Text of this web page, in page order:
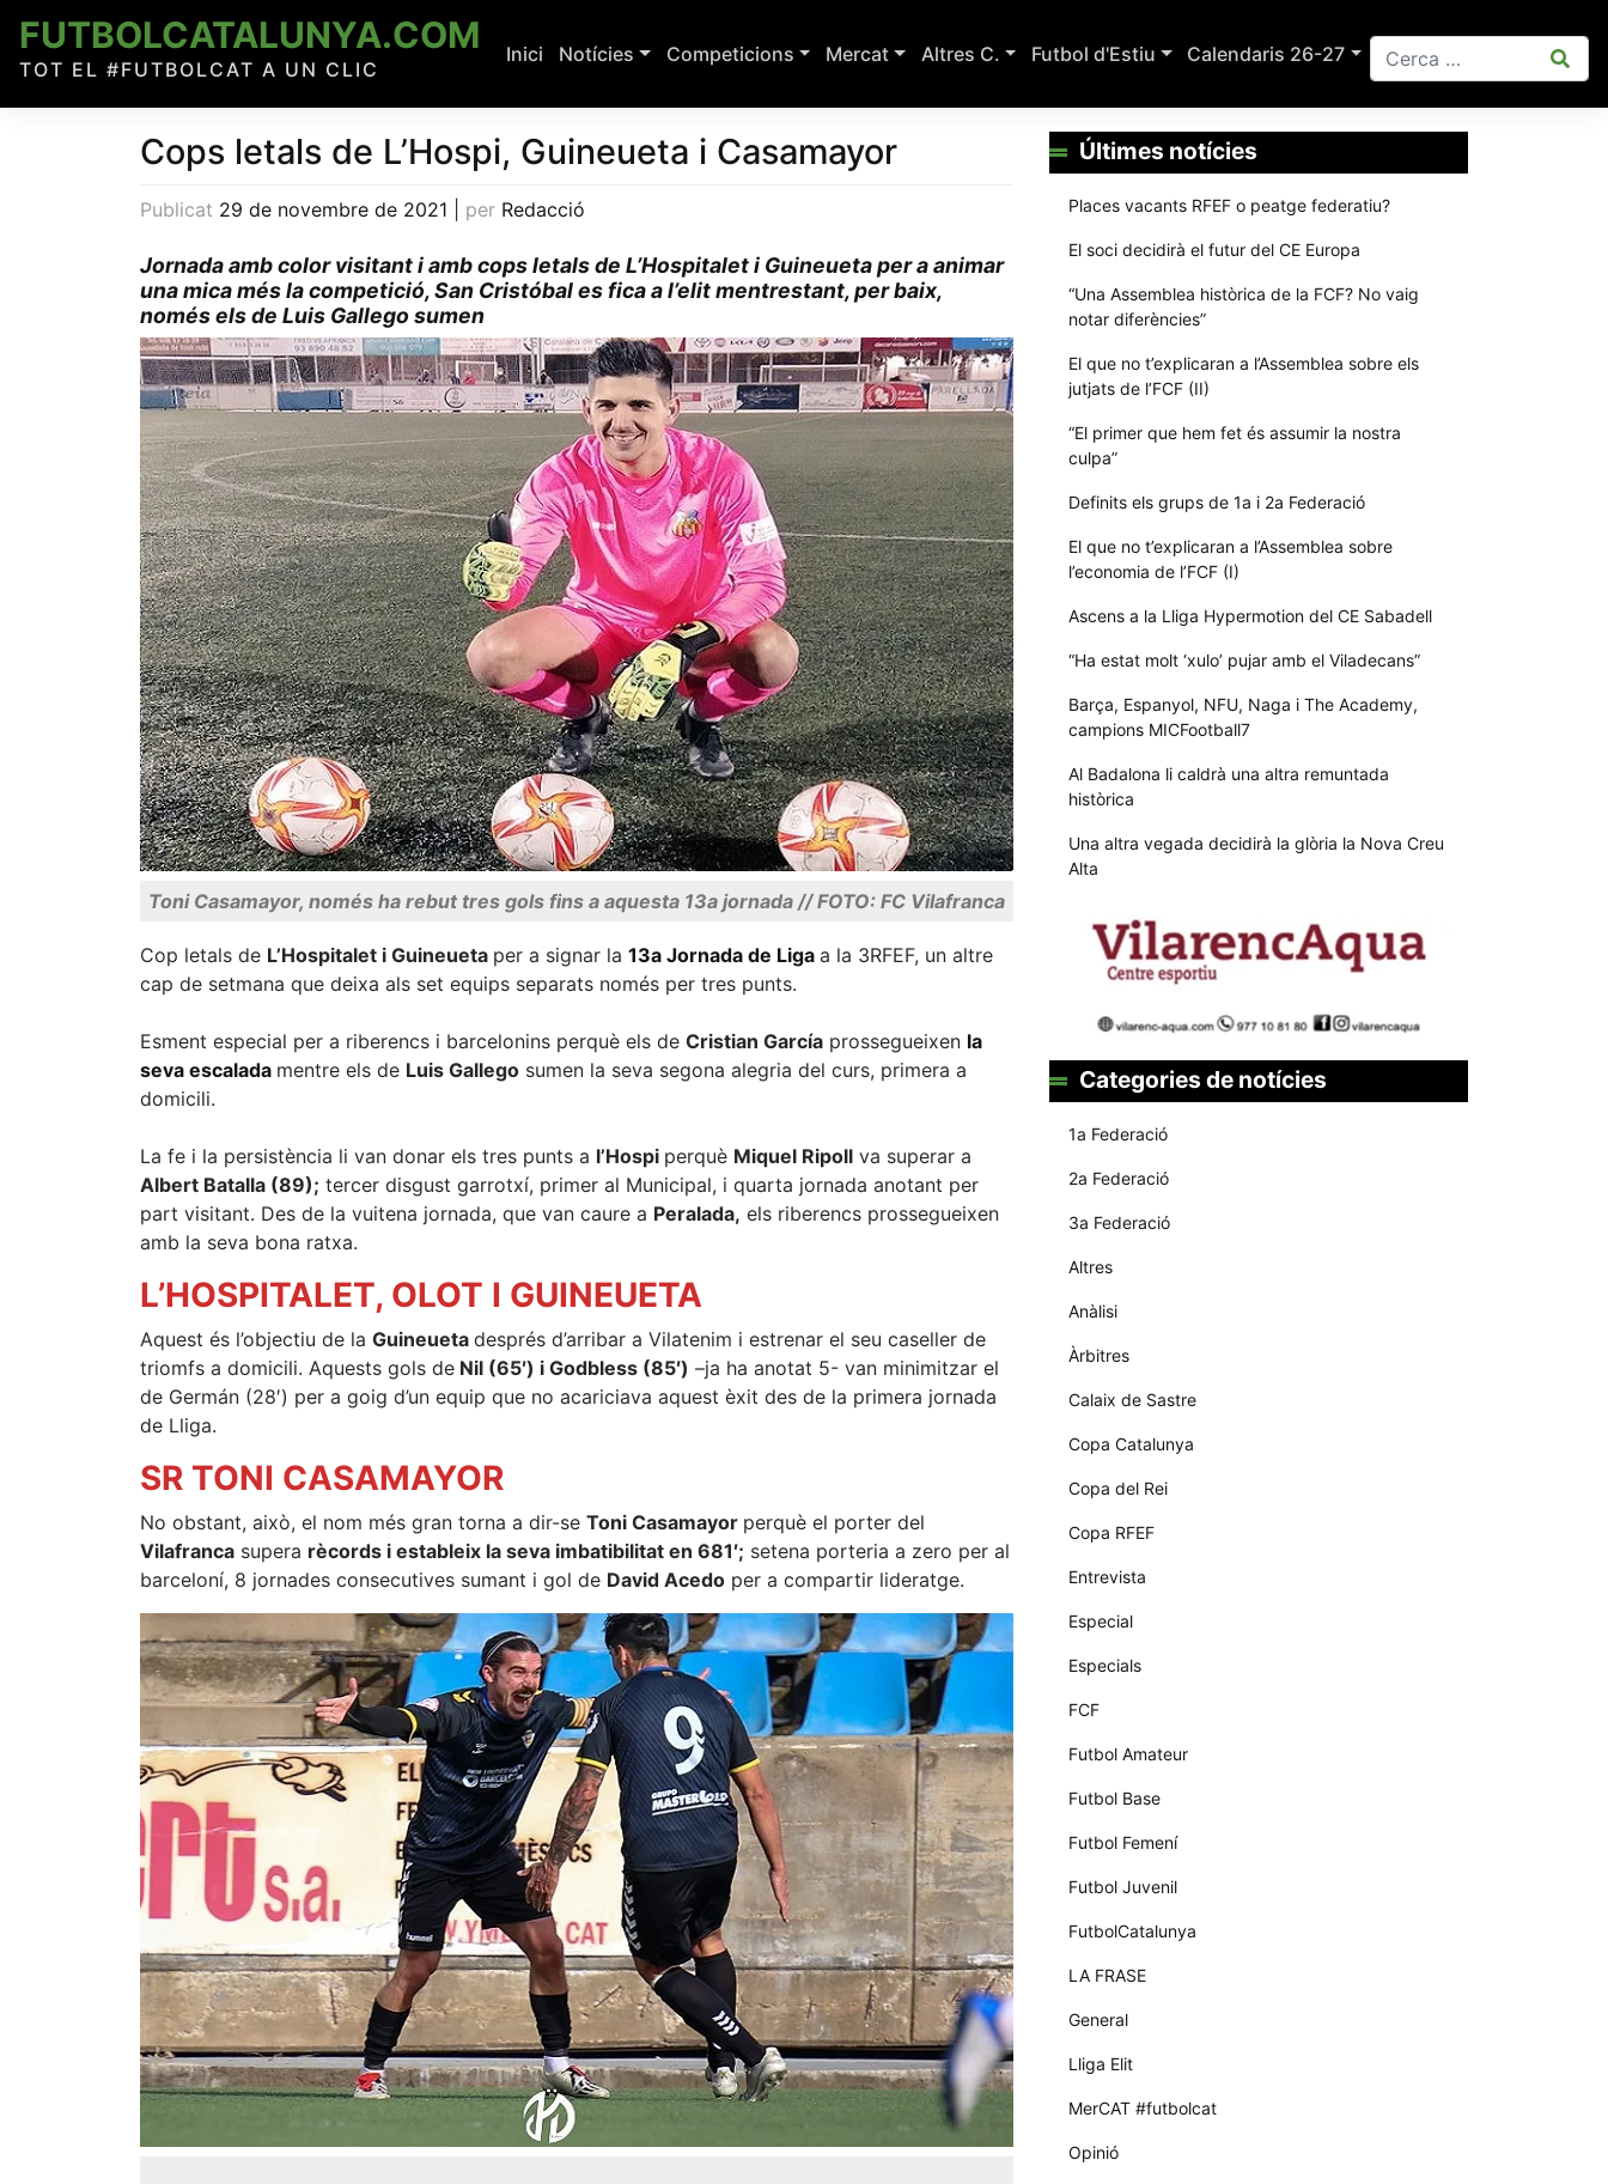
content
FUTBOLCATALUNYA.COM
TOT EL #FUTBOLCAT A UN CLIC
Inici Notícies Competicions Mercat Altres C. Futbol d'Estiu Calendaris 26-27
Cops letals de L’Hospi, Guineueta i Casamayor
Publicat 29 de novembre de 2021 per Redacció
Jornada amb color visitant i amb cops letals de L’Hospitalet i Guineueta per a animar
una mica més la competició, San Cristóbal es fica a l’elit mentrestant, per baix,
només els de Luis Gallego sumen
Toni Casamayor, només ha rebut tres gols fins a aquesta 13a jornada // FOTO: FC Vilafranca
Cop letals de L’Hospitalet i Guineueta per a signar la 13a Jornada de Liga a la 3RFEF, un altre
cap de setmana que deixa als set equips separats només per tres punts.
Esment especial per a riberencs i barcelonins perquè els de Cristian García prossegueixen la
seva escalada mentre els de Luis Gallego sumen la seva segona alegria del curs, primera a
domicili.
La fe i la persistència li van donar els tres punts a l’Hospi perquè Miquel Ripoll va superar a
Albert Batalla (89); tercer disgust garrotxí, primer al Municipal, i quarta jornada anotant per
part visitant. Des de la vuitena jornada, que van caure a Peralada, els riberencs prossegueixen
amb la seva bona ratxa.
L’HOSPITALET, OLOT I GUINEUETA
Aquest és l’objectiu de la Guineueta després d’arribar a Vilatenim i estrenar el seu caseller de
triomfs a domicili. Aquests gols de Nil (65′) i Godbless (85′) –ja ha anotat 5- van minimitzar el
de Germán (28′) per a goig d’un equip que no acariciava aquest èxit des de la primera jornada
de Lliga.
SR TONI CASAMAYOR
No obstant, això, el nom més gran torna a dir-se Toni Casamayor perquè el porter del
Vilafranca supera rècords i estableix la seva imbatibilitat en 681′; setena porteria a zero per al
barceloní, 8 jornades consecutives sumant i gol de David Acedo per a compartir lideratge.
Últimes notícies
Places vacants RFEF o peatge federatiu?
El soci decidirà el futur del CE Europa
“Una Assemblea històrica de la FCF? No vaig
notar diferències”
El que no t’explicaran a l’Assemblea sobre els
jutjats de l’FCF (II)
“El primer que hem fet és assumir la nostra
culpa”
Definits els grups de 1a i 2a Federació
El que no t’explicaran a l’Assemblea sobre
l’economia de l’FCF (I)
Ascens a la Lliga Hypermotion del CE Sabadell
“Ha estat molt ‘xulo’ pujar amb el Viladecans”
Barça, Espanyol, NFU, Naga i The Academy,
campions MICFootball7
Al Badalona li caldrà una altra remuntada
històrica
Una altra vegada decidirà la glòria la Nova Creu
Alta
Categories de notícies
1a Federació
2a Federació
3a Federació
Altres
Anàlisi
Àrbitres
Calaix de Sastre
Copa Catalunya
Copa del Rei
Copa RFEF
Entrevista
Especial
Especials
FCF
Futbol Amateur
Futbol Base
Futbol Femení
Futbol Juvenil
FutbolCatalunya
LA FRASE
General
Lliga Elit
MerCAT #futbolcat
Opinió
Necessàries
Aquestes
cookies no
opcionals,
funcionament
tècnic de la
Estadístiques
Recopilem
dades
per a millorar la
funcionalitat i
la seva
estructura.
d'usuari
Alguns
tècnics del
nostre lloc web
emmagatzemen
dades en el seu
dispositiu que
permeten que
el lloc funcioni
tan bé com
sigui possible.
Si rebutja
aquestes
cookies
algunes
funcionalitats
desapareixeran
del lloc web.
Màrqueting
En compartir
els teus
interessos i
comportament
mentre